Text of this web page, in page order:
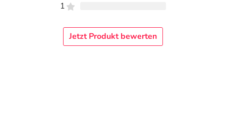
1
Jetzt Produkt bewerten